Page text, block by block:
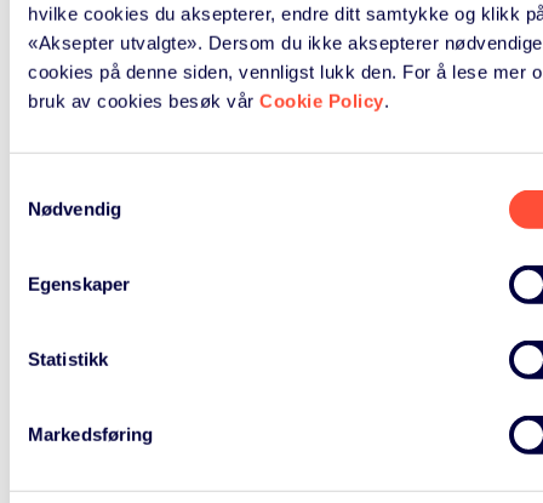
hvilke cookies du aksepterer, endre ditt samtykke og klikk
«Aksepter utvalgte». Dersom du ikke aksepterer nødvendige
cookies på denne siden, vennligst lukk den. For å lese mer
bruk av cookies besøk vår Cookie Policy.
Nødvendig
Egenskaper
Statistikk
Markedsføring
mai 2021
april 2021
mars 2020
oktober 2019